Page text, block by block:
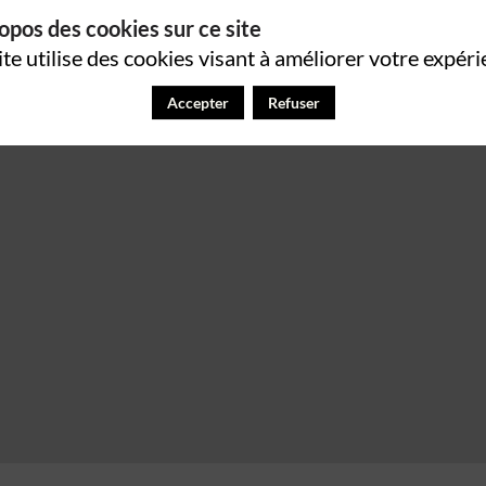
des cookies sur ce site
utilise des cookies visant à améliorer votre
Accepter Refuser